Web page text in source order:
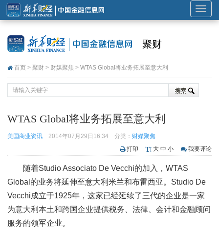
展
开
聚财
首页 > 聚财 > 财媒聚焦 > WTAS Global将业务拓展至意大利
WTAS Global将业务拓展至意大利
美国商业资讯 2014年07月29日16:34 分类： 财媒聚焦
打印
大 中 小 我要评论
随着Studio Associato De Vecchi的加入，WTAS
Global的业务将延伸至意大利米兰和布雷西亚。Studio De
Vecchi成立于1925年，这家已经延续了三代的企业是一家
为意大利本土和跨国企业提供税务、法律、会计和金融顾问
服务的领军企业。